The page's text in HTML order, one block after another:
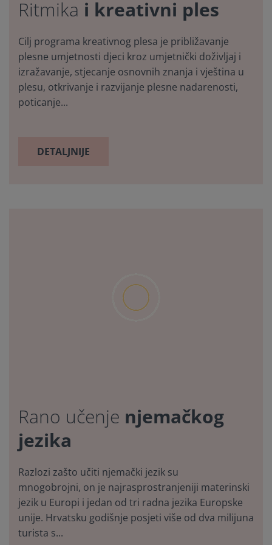
Ritmika i kreativni ples
Cilj programa kreativnog plesa je približavanje
plesne umjetnosti djeci kroz umjetnički doživljaj i
izražavanje, stjecanje osnovnih znanja i vještina u
plesu, otkrivanje i razvijanje plesne nadarenosti,
poticanje...
DETALJNIJE
Rano učenje njemačkog
jezika
Razlozi zašto učiti njemački jezik su
mnogobrojni, on je najrasprostranjeniji materinski
jezik u Europi i jedan od tri radna jezika Europske
unije. Hrvatsku godišnje posjeti više od dva milijuna
turista s...